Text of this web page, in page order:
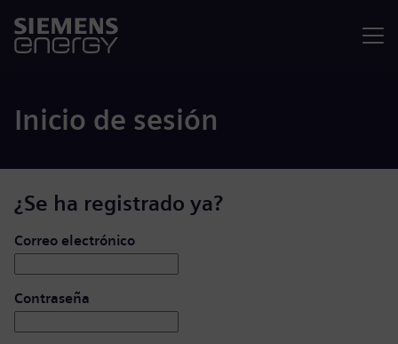
Inicio de sesión
¿Se ha registrado ya?
Iniciar de sesión: usuario y contraseña
Correo electrónico
Contraseña